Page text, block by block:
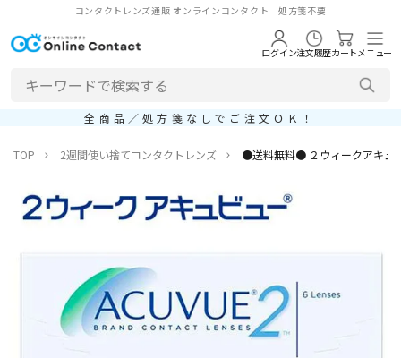
コンタクトレンズ通販 オンラインコンタクト 処方箋不要
ログイン注文履歴カートメニュー
全商品／処方箋なしでご注文ＯＫ！
TOP 2週間使い捨てコンタクトレンズ ●送料無料● ２ウィークアキュ